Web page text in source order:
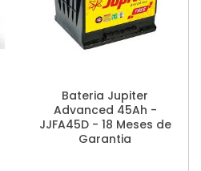
Bateria Jupiter
Advanced 45Ah -
JJFA45D - 18 Meses de
Garantia